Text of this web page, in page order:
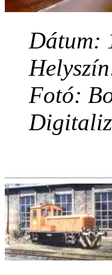
Dátum:
Fotó: